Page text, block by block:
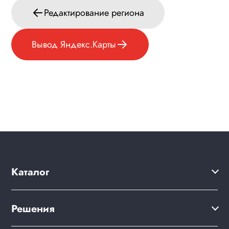
Редактирование региона
Вывод Яндекс.Карты
Каталог
Решения
Акции
Решения